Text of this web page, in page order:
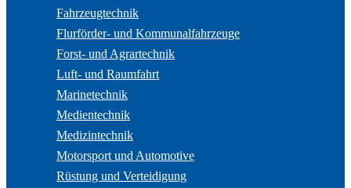
Fahrzeugtechnik
Flurförder- und Kommunalfahrzeuge
Forst- und Agrartechnik
Luft- und Raumfahrt
Marinetechnik
Medientechnik
Medizintechnik
Motorsport und Automotive
Rüstung und Verteidigung